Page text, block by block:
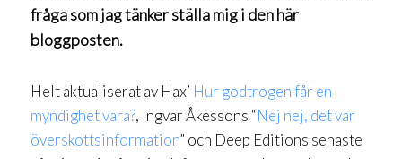
fråga som jag tänker ställa mig i den här
bloggposten.
Helt aktualiserat av Hax’ Hur godtrogen får en
myndighet vara?, Ingvar Åkessons “Nej nej, det var
överskottsinformation” och Deep Editions senaste